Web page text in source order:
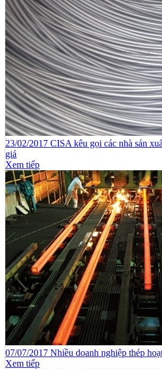
23/02/2017 CISA kêu gọi các nhà sản
giá
Xem tiếp
07/07/2017 Nhiều doanh nghiệp thép
Xem tiếp